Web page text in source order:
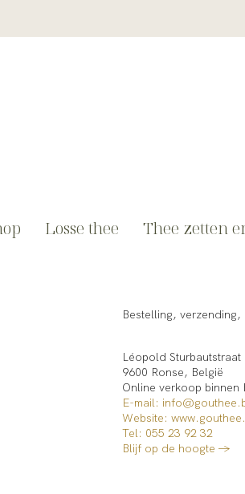
Losse thee Thee zetten
Bestelling,
Léopold Sturbautstraat
9600 Ronse, België
Online verkoop binnen
E-mail:
Website:
Tel: 055 23 92 32
Blijf op de hoogte →